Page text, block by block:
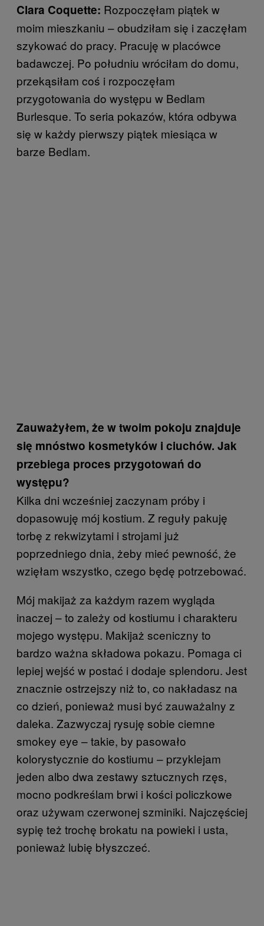
Clara Coquette: Rozpoczęłam piątek w
moim mieszkaniu – obudziłam się i zaczęłam
szykować do pracy. Pracuję w placówce
badawczej. Po południu wróciłam do domu,
przekąsiłam coś i rozpoczęłam
przygotowania do występu w Bedlam
Burlesque. To seria pokazów, która odbywa
się w każdy pierwszy piątek miesiąca w
barze Bedlam.
Zauważyłem, że w twoim pokoju znajduje
się mnóstwo kosmetyków i ciuchów. Jak
przebiega proces przygotowań do
występu?
Kilka dni wcześniej zaczynam próby i
dopasowuję mój kostium. Z reguły pakuję
torbę z rekwizytami i strojami już
poprzedniego dnia, żeby mieć pewność, że
wzięłam wszystko, czego będę potrzebować.
Mój makijaż za każdym razem wygląda
inaczej – to zależy od kostiumu i charakteru
mojego występu. Makijaż sceniczny to
bardzo ważna składowa pokazu. Pomaga ci
lepiej wejść w postać i dodaje splendoru. Jest
znacznie ostrzejszy niż to, co nakładasz na
co dzień, ponieważ musi być zauważalny z
daleka. Zazwyczaj rysuję sobie ciemne
smokey eye – takie, by pasowało
kolorystycznie do kostiumu – przyklejam
jeden albo dwa zestawy sztucznych rzęs,
mocno podkreślam brwi i kości policzkowe
oraz używam czerwonej szminiki. Najczęściej
sypię też trochę brokatu na powieki i usta,
ponieważ lubię błyszczeć.